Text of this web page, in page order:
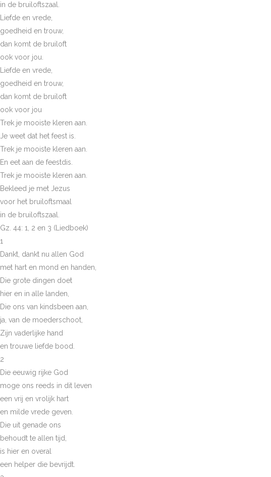
in de bruiloftszaal.
Liefde en vrede,
goedheid en trouw,
dan komt de bruiloft
ook voor jou.
Liefde en vrede,
goedheid en trouw,
dan komt de bruiloft
ook voor jou
Trek je mooiste kleren aan.
Je weet dat het feest is.
Trek je mooiste kleren aan.
En eet aan de feestdis.
Trek je mooiste kleren aan.
Bekleed je met Jezus
voor het bruiloftsmaal
in de bruiloftszaal.
Gz. 44: 1, 2 en 3 (Liedboek)
1
Dankt, dankt nu allen God
met hart en mond en handen,
Die grote dingen doet
hier en in alle landen,
Die ons van kindsbeen aan,
ja, van de moederschoot,
Zijn vaderlijke hand
en trouwe liefde bood.
2
Die eeuwig rijke God
moge ons reeds in dit leven
een vrij en vrolijk hart
en milde vrede geven.
Die uit genade ons
behoudt te allen tijd,
is hier en overal
een helper die bevrijdt.